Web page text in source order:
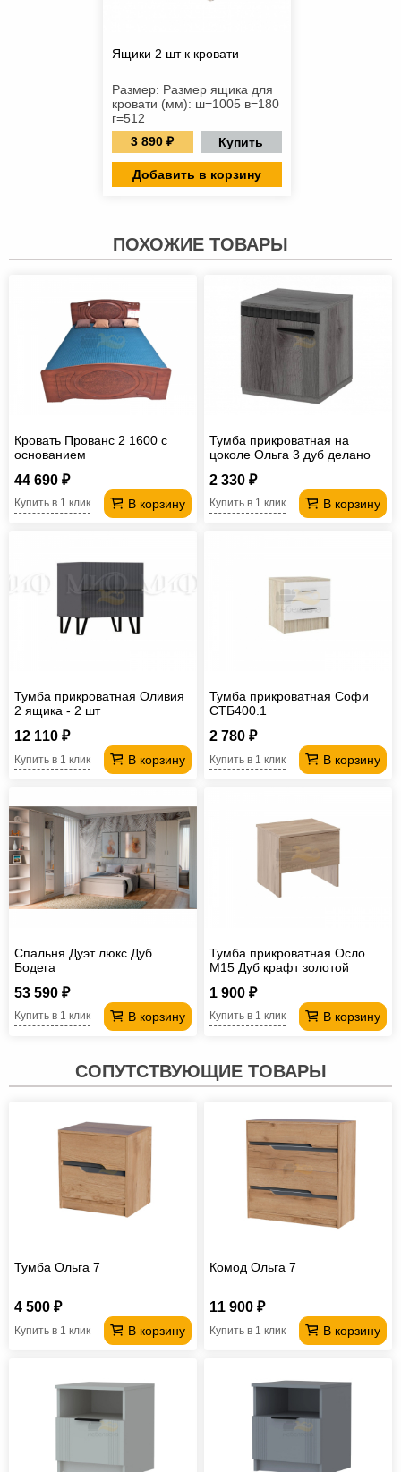
Ящики 2 шт к кровати
Размер: Размер ящика для
кровати (мм): ш=1005 в=180
г=512
3 890 ₽
Купить
Добавить в корзину
ПОХОЖИЕ ТОВАРЫ
Кровать Прованс 2 1600 с
основанием
44 690 ₽
В корзину
Купить в 1 клик
Тумба прикроватная на
цоколе Ольга 3 дуб делано
2 330 ₽
В корзину
Купить в 1 клик
Тумба прикроватная Оливия
2 ящика - 2 шт
12 110 ₽
В корзину
Купить в 1 клик
Тумба прикроватная Софи
СТБ400.1
2 780 ₽
В корзину
Купить в 1 клик
Спальня Дуэт люкс Дуб
Бодега
53 590 ₽
В корзину
Купить в 1 клик
Тумба прикроватная Осло
М15 Дуб крафт золотой
1 900 ₽
В корзину
Купить в 1 клик
СОПУТСТВУЮЩИЕ ТОВАРЫ
Тумба Ольга 7
4 500 ₽
В корзину
Купить в 1 клик
Комод Ольга 7
11 900 ₽
В корзину
Купить в 1 клик